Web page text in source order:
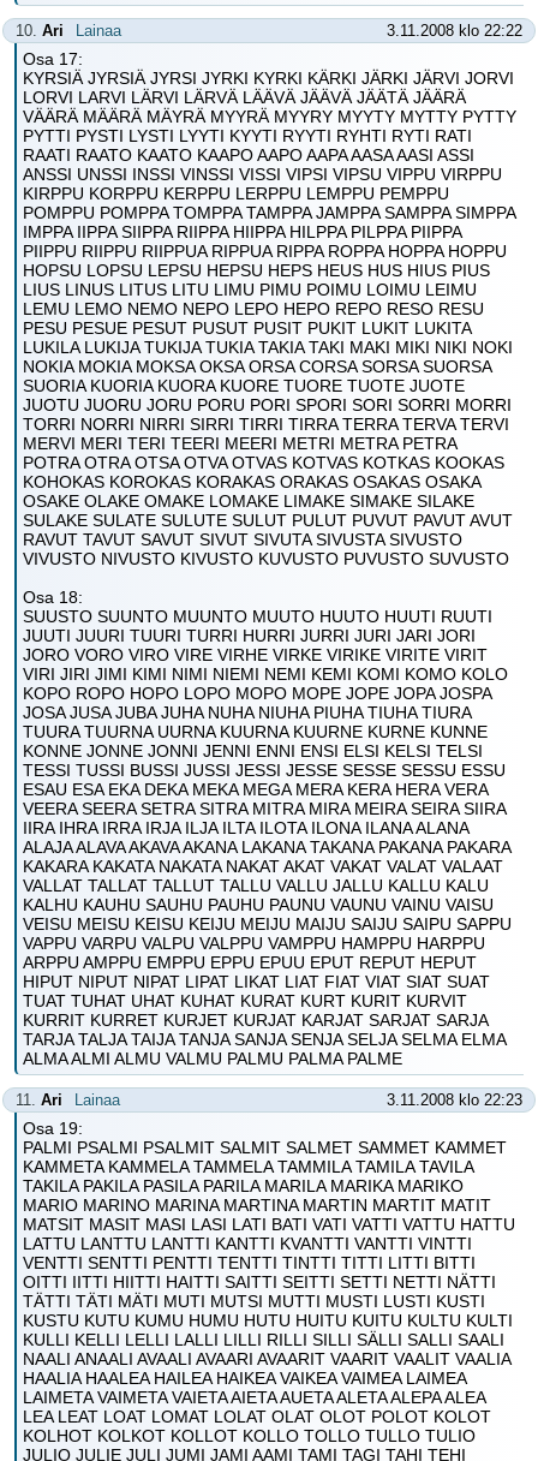
10. Ari Lainaa 3.11.2008 klo 22:22
Osa 17:
KYRSIÄ JYRSIÄ JYRSI JYRKI KYRKI KÄRKI JÄRKI JÄRVI JORVI
LORVI LARVI LÄRVI LÄRVÄ LÄÄVÄ JÄÄVÄ JÄÄTÄ JÄÄRÄ
VÄÄRÄ MÄÄRÄ MÄYRÄ MYYRÄ MYYRY MYYTY MYTTY PYTTY
PYTTI PYSTI LYSTI LYYTI KYYTI RYYTI RYHTI RYTI RATI
RAATI RAATO KAATO KAAPO AAPO AAPA AASA AASI ASSI
ANSSI UNSSI INSSI VINSSI VISSI VIPSI VIPSU VIPPU VIRPPU
KIRPPU KORPPU KERPPU LERPPU LEMPPU PEMPPU
POMPPU POMPPA TOMPPA TAMPPA JAMPPA SAMPPA SIMPPA
IMPPA IIPPA SIIPPA RIIPPA HIIPPA HILPPA PILPPA PIIPPA
PIIPPU RIIPPU RIIPPUA RIPPUA RIPPA ROPPA HOPPA HOPPU
HOPSU LOPSU LEPSU HEPSU HEPS HEUS HUS HIUS PIUS
LIUS LINUS LITUS LITU LIMU PIMU POIMU LOIMU LEIMU
LEMU LEMO NEMO NEPO LEPO HEPO REPO RESO RESU
PESU PESUE PESUT PUSUT PUSIT PUKIT LUKIT LUKITA
LUKILA LUKIJA TUKIJA TUKIA TAKIA TAKI MAKI MIKI NIKI NOKI
NOKIA MOKIA MOKSA OKSA ORSA CORSA SORSA SUORSA
SUORIA KUORIA KUORA KUORE TUORE TUOTE JUOTE
JUOTU JUORU JORU PORU PORI SPORI SORI SORRI MORRI
TORRI NORRI NIRRI SIRRI TIRRI TIRRA TERRA TERVA TERVI
MERVI MERI TERI TEERI MEERI METRI METRA PETRA
POTRA OTRA OTSA OTVA OTVAS KOTVAS KOTKAS KOOKAS
KOHOKAS KOROKAS KORAKAS ORAKAS OSAKAS OSAKA
OSAKE OLAKE OMAKE LOMAKE LIMAKE SIMAKE SILAKE
SULAKE SULATE SULUTE SULUT PULUT PUVUT PAVUT AVUT
RAVUT TAVUT SAVUT SIVUT SIVUTA SIVUSTA SIVUSTO
VIVUSTO NIVUSTO KIVUSTO KUVUSTO PUVUSTO SUVUSTO
Osa 18:
SUUSTO SUUNTO MUUNTO MUUTO HUUTO HUUTI RUUTI
JUUTI JUURI TUURI TURRI HURRI JURRI JURI JARI JORI
JORO VORO VIRO VIRE VIRHE VIRKE VIRIKE VIRITE VIRIT
VIRI JIRI JIMI KIMI NIMI NIEMI NEMI KEMI KOMI KOMO KOLO
KOPO ROPO HOPO LOPO MOPO MOPE JOPE JOPA JOSPA
JOSA JUSA JUBA JUHA NUHA NIUHA PIUHA TIUHA TIURA
TUURA TUURNA UURNA KUURNA KUURNE KURNE KUNNE
KONNE JONNE JONNI JENNI ENNI ENSI ELSI KELSI TELSI
TESSI TUSSI BUSSI JUSSI JESSI JESSE SESSE SESSU ESSU
ESAU ESA EKA DEKA MEKA MEGA MERA KERA HERA VERA
VEERA SEERA SETRA SITRA MITRA MIRA MEIRA SEIRA SIIRA
IIRA IHRA IRRA IRJA ILJA ILTA ILOTA ILONA ILANA ALANA
ALAJA ALAVA AKAVA AKANA LAKANA TAKANA PAKANA PAKARA
KAKARA KAKATA NAKATA NAKAT AKAT VAKAT VALAT VALAAT
VALLAT TALLAT TALLUT TALLU VALLU JALLU KALLU KALU
KALHU KAUHU SAUHU PAUHU PAUNU VAUNU VAINU VAISU
VEISU MEISU KEISU KEIJU MEIJU MAIJU SAIJU SAIPU SAPPU
VAPPU VARPU VALPU VALPPU VAMPPU HAMPPU HARPPU
ARPPU AMPPU EMPPU EPPU EPUU EPUT REPUT HEPUT
HIPUT NIPUT NIPAT LIPAT LIKAT LIAT FIAT VIAT SIAT SUAT
TUAT TUHAT UHAT KUHAT KURAT KURT KURIT KURVIT
KURRIT KURRET KURJET KURJAT KARJAT SARJAT SARJA
TARJA TALJA TAIJA TANJA SANJA SENJA SELJA SELMA ELMA
ALMA ALMI ALMU VALMU PALMU PALMA PALME
11. Ari Lainaa 3.11.2008 klo 22:23
Osa 19:
PALMI PSALMI PSALMIT SALMIT SALMET SAMMET KAMMET
KAMMETA KAMMELA TAMMELA TAMMILA TAMILA TAVILA
TAKILA PAKILA PASILA PARILA MARILA MARIKA MARIKO
MARIO MARINO MARINA MARTINA MARTIN MARTIT MATIT
MATSIT MASIT MASI LASI LATI BATI VATI VATTI VATTU HATTU
LATTU LANTTU LANTTI KANTTI KVANTTI VANTTI VINTTI
VENTTI SENTTI PENTTI TENTTI TINTTI TITTI LITTI BITTI
OITTI IITTI HIITTI HAITTI SAITTI SEITTI SETTI NETTI NÄTTI
TÄTTI TÄTI MÄTI MUTI MUTSI MUTTI MUSTI LUSTI KUSTI
KUSTU KUTU KUMU HUMU HUTU HUITU KUITU KULTU KULTI
KULLI KELLI LELLI LALLI LILLI RILLI SILLI SÄLLI SALLI SAALI
NAALI ANAALI AVAALI AVAARI AVAARIT VAARIT VAALIT VAALIA
HAALIA HAALEA HAILEA HAIKEA VAIKEA VAIMEA LAIMEA
LAIMETA VAIMETA VAIETA AIETA AUETA ALETA ALEPA ALEA
LEA LEAT LOAT LOMAT LOLAT OLAT OLOT POLOT KOLOT
KOLHOT KOLKOT KOLLOT KOLLO TOLLO TULLO TULIO
JULIO JULIE JULI JUMI JAMI AAMI TAMI TAGI TAHI TEHI